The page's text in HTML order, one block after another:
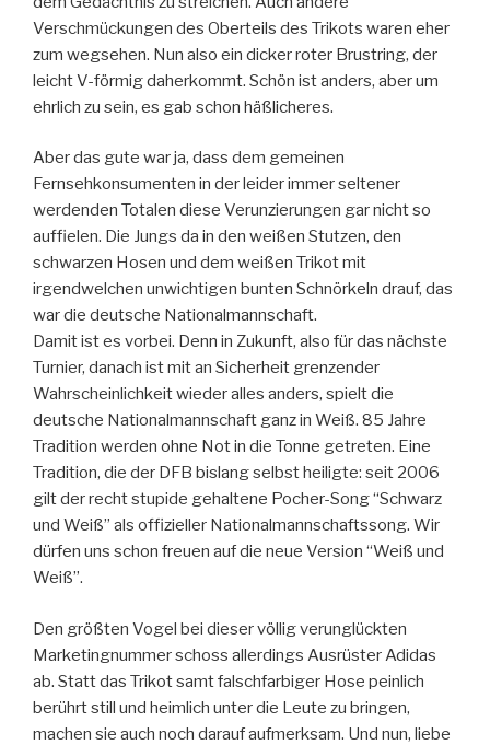
Verschmückungen des Oberteils des Trikots waren eher
zum wegsehen. Nun also ein dicker roter Brustring, der
leicht V-förmig daherkommt. Schön ist anders, aber um
ehrlich zu sein, es gab schon häßlicheres.
Aber das gute war ja, dass dem gemeinen
Fernsehkonsumenten in der leider immer seltener
werdenden Totalen diese Verunzierungen gar nicht so
auffielen. Die Jungs da in den weißen Stutzen, den
schwarzen Hosen und dem weißen Trikot mit
irgendwelchen unwichtigen bunten Schnörkeln drauf, das
war die deutsche Nationalmannschaft.
Damit ist es vorbei. Denn in Zukunft, also für das nächste
Turnier, danach ist mit an Sicherheit grenzender
Wahrscheinlichkeit wieder alles anders, spielt die
deutsche Nationalmannschaft ganz in Weiß. 85 Jahre
Tradition werden ohne Not in die Tonne getreten. Eine
Tradition, die der DFB bislang selbst heiligte: seit 2006
gilt der recht stupide gehaltene Pocher-Song “Schwarz
und Weiß” als offizieller Nationalmannschaftssong. Wir
dürfen uns schon freuen auf die neue Version “Weiß und
Weiß”.
Den größten Vogel bei dieser völlig verunglückten
Marketingnummer schoss allerdings Ausrüster Adidas
ab. Statt das Trikot samt falschfarbiger Hose peinlich
berührt still und heimlich unter die Leute zu bringen,
machen sie auch noch darauf aufmerksam. Und nun, liebe